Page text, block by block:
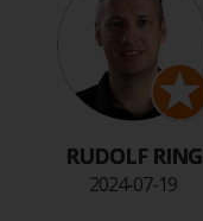
RUDOLF RING
2024-07-19